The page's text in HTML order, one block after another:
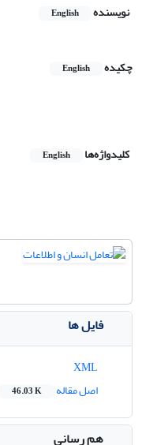
نویسنده English
چکیده
English
کلیدواژه‌ها English
فایل ها
اصل مقاله
46.03 K
هم رسانی